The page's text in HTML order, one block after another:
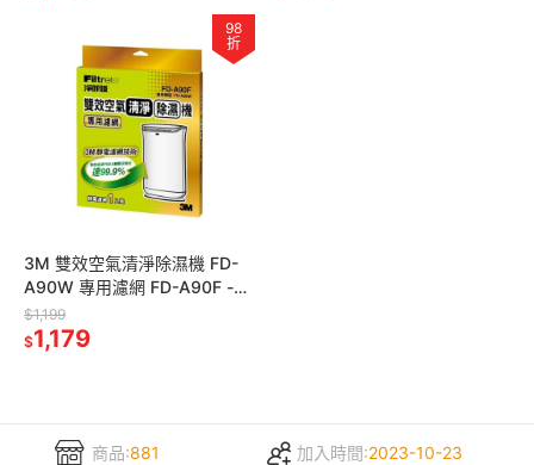
98
折
3M 雙效空氣清淨除濕機 FD-
A90W 專用濾網 FD-A90F -替
換濾網-1入裝
$1,199
$1,179
商品:881 加入時間:2023-10-23